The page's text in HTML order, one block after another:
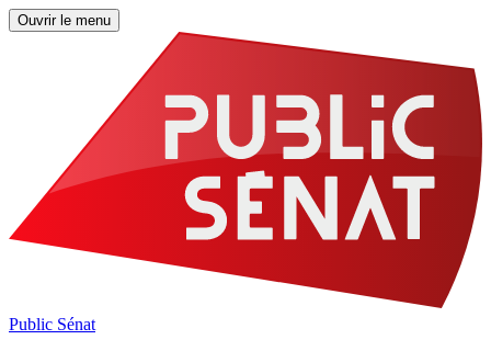
Ouvrir le menu
Public Sénat